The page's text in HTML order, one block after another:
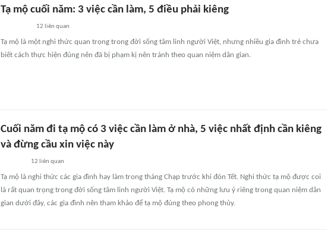
Tạ mộ cuối năm: 3 việc cần làm, 5 điều phải kiêng
12 liên quan
Tạ mộ là một nghi thức quan trọng trong đời sống tâm linh người Việt, nhưng nhiều gia đình trẻ chưa
biết cách thực hiện đúng nên đã bị phạm kị nên tránh theo quan niệm dân gian.
Cuối năm đi tạ mộ có 3 việc cần làm ở nhà, 5 việc nhất định cần kiêng
và đừng cầu xin việc này
12 liên quan
Tạ mộ là nghi thức các gia đình hay làm trong tháng Chạp trước khi đón Tết. Nghi thức tạ mộ được coi
là rất quan trọng trong đời sống tâm linh người Việt. Tạ mộ có những lưu ý riêng trong quan niệm dân
gian dưới đây, các gia đình nên tham khảo để tạ mộ đúng theo phong thủy.